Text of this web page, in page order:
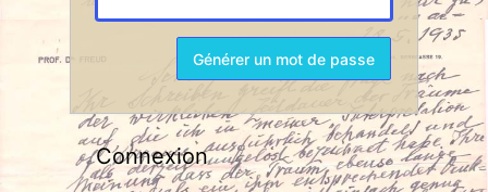
Connexion